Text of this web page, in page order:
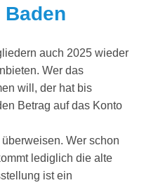
auch 2025 wieder
Wer das
will, der hat bis
Betrag auf das Konto
Wer schon
lediglich die alte
istein